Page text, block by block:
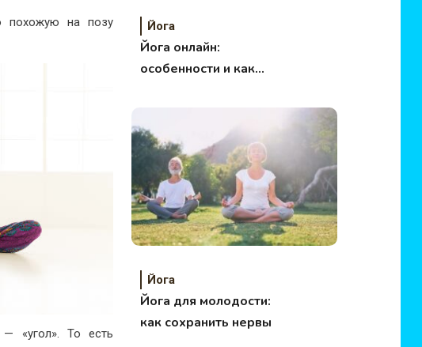
похожую на позу
— «угол». То есть
Йога
Йога онлайн:
особенности и как
Йога
Йога для молодости:
как сохранить нервы